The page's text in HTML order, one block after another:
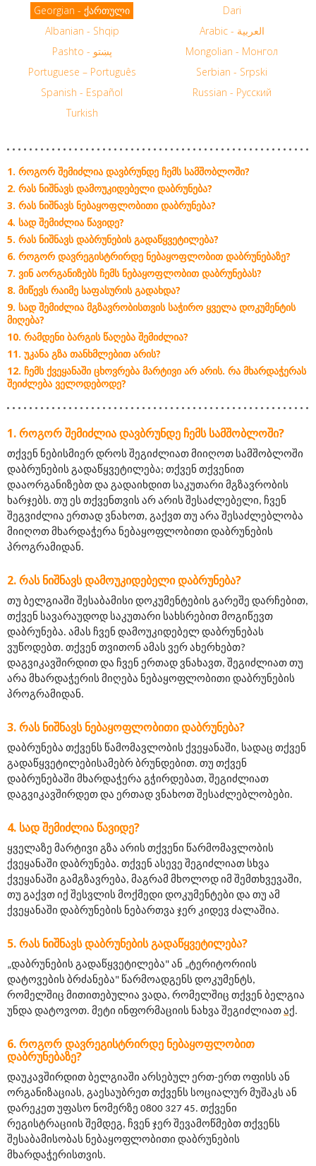
Georgian - ქართული
Dari
Albanian - Shqip
Arabic - العربية
Pashto - پښتو
Mongolian - Монгол
Portuguese – Português
Serbian - Srpski
Spanish - Español
Russian - Русский
Turkish
ᲠᲝᲒᲝᲠ ᲨᲔᲛᲘᲫᲚᲘᲐ ᲓᲐᲕᲑᲠᲣᲜᲓᲔ ᲩᲔᲛᲡ ᲡᲐᲛᲨᲝᲑᲚᲝᲨᲘ?
ᲠᲐᲡ ᲜᲘᲨᲜᲐᲕᲡ ᲓᲐᲛᲝᲣᲙᲘᲓᲔᲑᲔᲚᲘ ᲓᲐᲑᲠᲣᲜᲔᲑᲐ?
ᲠᲐᲡ ᲜᲘᲨᲜᲐᲕᲡ ᲜᲔᲑᲐᲧᲝᲤᲚᲝᲑᲘᲗᲘ ᲓᲐᲑᲠᲣᲜᲔᲑᲐ?
ᲡᲐᲓ ᲨᲔᲛᲘᲫᲚᲘᲐ ᲬᲐᲕᲘᲓᲔ?
ᲠᲐᲡ ᲜᲘᲨᲜᲐᲕᲡ ᲓᲐᲑᲠᲣᲜᲔᲑᲘᲡ ᲒᲐᲓᲐᲬᲧᲕᲔᲢᲘᲚᲔᲑᲐ?
ᲠᲝᲒᲝᲠ ᲓᲐᲕᲠᲔᲒᲘᲡᲢᲠᲘᲠᲓᲔ ᲜᲔᲑᲐᲧᲝᲤᲚᲝᲑᲘᲗ ᲓᲐᲑᲠᲣᲜᲔᲑᲐᲖᲔ?
ᲕᲘᲜ ᲐᲝᲠᲒᲐᲜᲘᲖᲔᲑᲡ ᲩᲔᲛᲡ ᲜᲔᲑᲐᲧᲝᲤᲚᲝᲑᲘᲗ ᲓᲐᲑᲠᲣᲜᲔᲑᲐᲡ?
ᲛᲘᲬᲔᲕᲡ ᲠᲐᲘᲛᲔ ᲡᲐᲤᲐᲡᲣᲠᲘᲡ ᲒᲐᲓᲐᲮᲓᲐ?
ᲡᲐᲓ ᲨᲔᲛᲘᲫᲚᲘᲐ ᲛᲒᲖᲐᲕᲠᲝᲑᲘᲡᲗᲕᲘᲡ ᲡᲐᲭᲘᲠᲝ ᲧᲕᲔᲚᲐ ᲓᲝᲙᲣᲛᲔᲜᲢᲘᲡ
ᲛᲘᲦᲔᲑᲐ?
ᲠᲐᲛᲓᲔᲜᲘ ᲑᲐᲠᲒᲘᲡ ᲬᲐᲦᲔᲑᲐ ᲨᲔᲛᲘᲫᲚᲘᲐ?
ᲣᲙᲐᲜᲐ ᲒᲖᲐ ᲗᲐᲜᲮᲛᲚᲔᲑᲘᲗ ᲐᲠᲘᲡ?
ᲩᲔᲛᲡ ᲥᲕᲔᲧᲐᲜᲐᲨᲘ ᲪᲮᲝᲕᲠᲔᲑᲐ ᲛᲐᲠᲢᲘᲕᲘ ᲐᲠ ᲐᲠᲘᲡ. ᲠᲐ ᲛᲮᲐᲠᲓᲐᲭᲔᲠᲐᲡ
ᲨᲔᲘᲫᲚᲔᲑᲐ ᲕᲔᲚᲝᲓᲔᲑᲝᲓᲔ?
ᲠᲝᲒᲝᲠ ᲨᲔᲛᲘᲫᲚᲘᲐ ᲓᲐᲕᲑᲠᲣᲜᲓᲔ ᲩᲔᲛᲡ ᲡᲐᲛᲨᲝᲑᲚᲝᲨᲘ?
თქვენ ნებისმიერ დროს შეგიძლიათ მიიღოთ სამშობლოში
დაბრუნების გადაწყვეტილება; თქვენ თქვენით
დააორგანიზებთ და გადაიხდით საკუთარი მგზავრობის
ხარჯებს. თუ ეს თქვენთვის არ არის შესაძლებელი, ჩვენ
შეგვიძლია ერთად ვნახოთ, გაქვთ თუ არა შესაძლებლობა
მიიღოთ მხარდაჭერა ნებაყოფლობითი დაბრუნების
პროგრამიდან.
ᲠᲐᲡ ᲜᲘᲨᲜᲐᲕᲡ ᲓᲐᲛᲝᲣᲙᲘᲓᲔᲑᲔᲚᲘ ᲓᲐᲑᲠᲣᲜᲔᲑᲐ?
თუ ბელგიაში შესაბამისი დოკუმენტების გარეშე დარჩებით,
თქვენ სავარაუდოდ საკუთარი სახსრებით მოგიწევთ
დაბრუნება. ამას ჩვენ დამოუკიდებელ დაბრუნებას
ვუწოდებთ. თქვენ თვითონ ამას ვერ ახერხებთ?
დაგვიკავშირდით და ჩვენ ერთად ვნახავთ, შეგიძლიათ თუ
არა მხარდაჭერის მიღება ნებაყოფლობითი დაბრუნების
პროგრამიდან.
ᲠᲐᲡ ᲜᲘᲨᲜᲐᲕᲡ ᲜᲔᲑᲐᲧᲝᲤᲚᲝᲑᲘᲗᲘ ᲓᲐᲑᲠᲣᲜᲔᲑᲐ?
დაბრუნება თქვენს წამომავლობის ქვეყანაში, სადაც თქვენ
გადაწყვეტილებისამებრ ბრუნდებით. თუ თქვენ
დაბრუნებაში მხარდაჭერა გჭირდებათ, შეგიძლიათ
დაგვიკავშირდეთ და ერთად ვნახოთ შესაძლებლობები.
ᲡᲐᲓ ᲨᲔᲛᲘᲫᲚᲘᲐ ᲬᲐᲕᲘᲓᲔ?
ყველაზე მარტივი გზა არის თქვენი წარმომავლობის
ქვეყანაში დაბრუნება. თქვენ ასევე შეგიძლიათ სხვა
ქვეყანაში გამგზავრება, მაგრამ მხოლოდ იმ შემთხვევაში,
თუ გაქვთ იქ შესვლის მოქმედი დოკუმენტები და თუ ამ
ქვეყანაში დაბრუნების ნებართვა ჯერ კიდევ ძალაშია.
ᲠᲐᲡ ᲜᲘᲨᲜᲐᲕᲡ ᲓᲐᲑᲠᲣᲜᲔᲑᲘᲡ ᲒᲐᲓᲐᲬᲧᲕᲔᲢᲘᲚᲔᲑᲐ?
„დაბრუნების გადაწყვეტილება" ან „ტერიტორიის
დატოვების ბრძანება" წარმოადგენს დოკუმენტს,
რომელშიც მითითებულია ვადა, რომელშიც თქვენ ბელგია
უნდა დატოვოთ. მეტი ინფორმაციის ნახვა შეგიძლიათ აქ .
ᲠᲝᲒᲝᲠ ᲓᲐᲕᲠᲔᲒᲘᲡᲢᲠᲘᲠᲓᲔ ᲜᲔᲑᲐᲧᲝᲤᲚᲝᲑᲘᲗ
ᲓᲐᲑᲠᲣᲜᲔᲑᲐᲖᲔ?
დაუკავშირდით ბელგიაში არსებულ ერთ-ერთ ოფისს ან
ორგანიზაციას, გაესაუბრეთ თქვენს სოციალურ მუშაკს ან
დარეკეთ უფასო ნომერზე 0800 327 45. თქვენი
რეგისტრაციის შემდეგ, ჩვენ ჯერ შევამოწმებთ თქვენს
შესაბამისობას ნებაყოფლობითი დაბრუნების
მხარდაჭერისთვის.